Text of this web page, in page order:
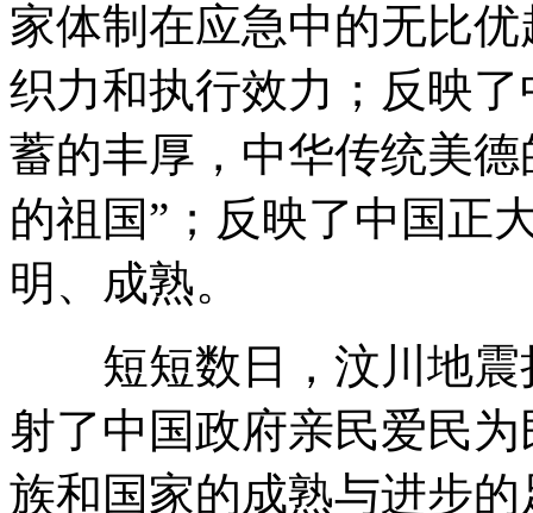
家体制在应急中的无比
织力和执行效力；反映
蓄的丰厚，中华传统美
的祖国”；反映了中国正
明、成熟。
短短数日，汶川地震
射了中国政府亲民爱民
族和国家的成熟与进步的